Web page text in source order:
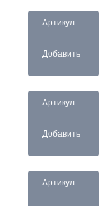
Артикул
Добавить
Артикул
Добавить
Артикул